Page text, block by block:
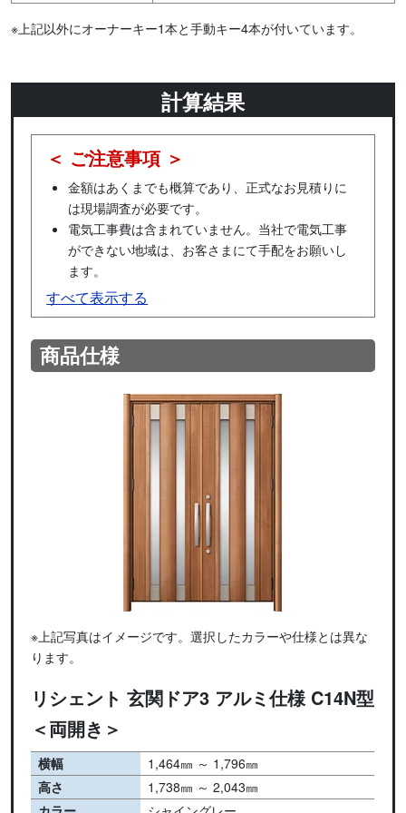
※上記以外にオーナーキー1本と手動キー4本が付いています。
計算結果
＜ ご注意事項 ＞
金額はあくまでも概算であり、正式なお見積りに
は現場調査が必要です。
電気工事費は含まれていません。当社で電気工事
ができない地域は、お客さまにて手配をお願いし
ます。
すべて表示する
商品仕様
※上記写真はイメージです。選択したカラーや仕様とは異な
ります。
リシェント 玄関ドア3 アルミ仕様 C14N型
＜両開き＞
横幅
1,464㎜ ～ 1,796㎜
高さ
1,738㎜ ～ 2,043㎜